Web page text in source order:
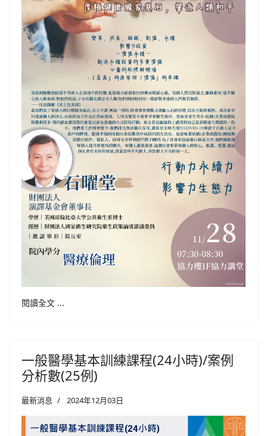
閱讀全文 ...
一般醫學基本訓練課程(24小時)/案例
分析數(25例)
最新消息 2024年12月03日